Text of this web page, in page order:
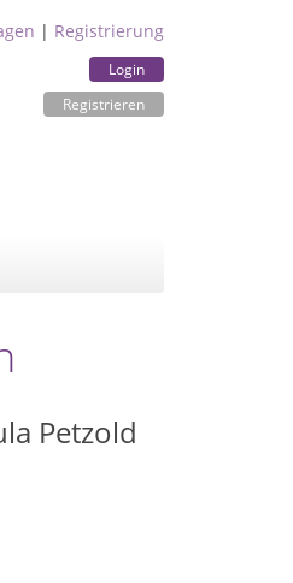
| Registrierung
Login
Registrieren
Petzold